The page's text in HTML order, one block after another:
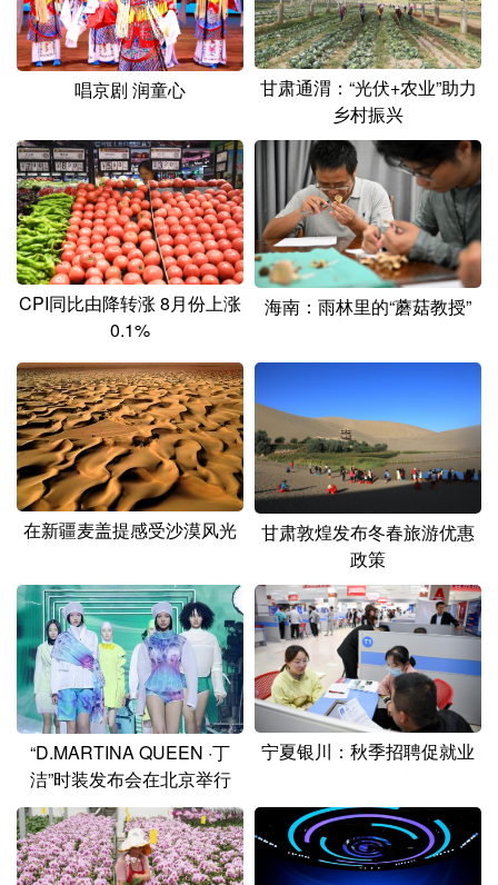
陕西 甘肃 青海 宁夏
新疆 内蒙古 黑龙江
多语种频道
English Español Français عربى
Русский язык 日本語 한국어
Deutsch Português
唱京剧 润童心
甘肃通渭：“光伏+农业”助力
乡村振兴
CPI同比由降转涨 8月份上涨
0.1%
海南：雨林里的“蘑菇教授”
在新疆麦盖提感受沙漠风光
甘肃敦煌发布冬春旅游优惠
政策
“D.MARTINA QUEEN ·丁
洁”时装发布会在北京举行
宁夏银川：秋季招聘促就业